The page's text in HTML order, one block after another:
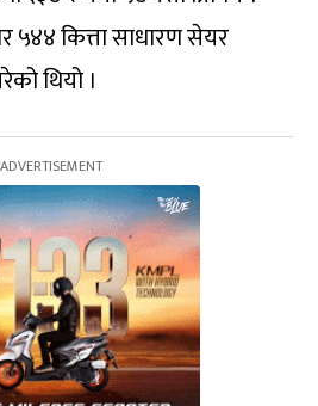
५४४ कित्ता साधारण सेयर
थियो ।